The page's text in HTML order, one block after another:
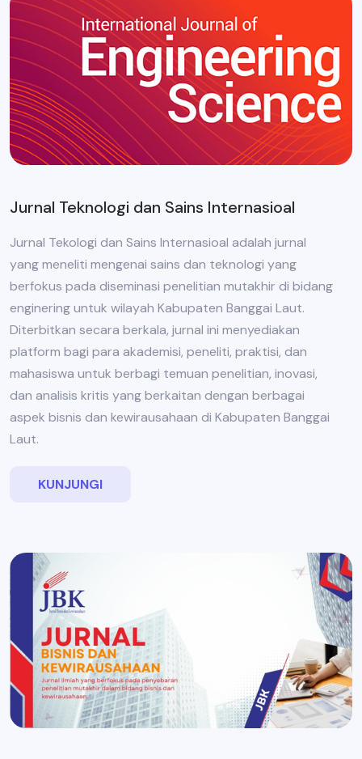
Jurnal Teknologi dan Sains Internasioal
Jurnal Tekologi dan Sains Internasioal adalah jurnal
yang meneliti mengenai sains dan teknologi yang
berfokus pada diseminasi penelitian mutakhir di bidang
enginering untuk wilayah Kabupaten Banggai Laut.
Diterbitkan secara berkala, jurnal ini menyediakan
platform bagi para akademisi, peneliti, praktisi, dan
mahasiswa untuk berbagi temuan penelitian, inovasi,
dan analisis kritis yang berkaitan dengan berbagai
aspek bisnis dan kewirausahaan di Kabupaten Banggai
Laut.
KUNJUNGI